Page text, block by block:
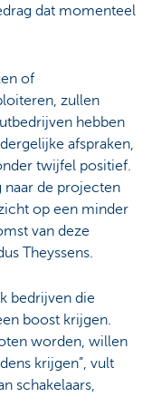
dat momenteel
of
zullen
hebben
afspraken,
twijfel positief.
naar de projecten
op een minder
van deze
Theyssens.
bedrijven die
boost krijgen.
worden, willen
krijgen”, vult
schakelaars,